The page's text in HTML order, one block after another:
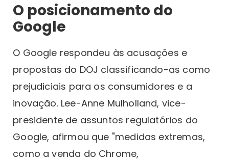
O posicionamento do
Google
O Google respondeu às acusações e
propostas do DOJ classificando-as como
prejudiciais para os consumidores e a
inovação. Lee-Anne Mulholland, vice-
presidente de assuntos regulatórios do
Google, afirmou que "medidas extremas,
como a venda do Chrome,